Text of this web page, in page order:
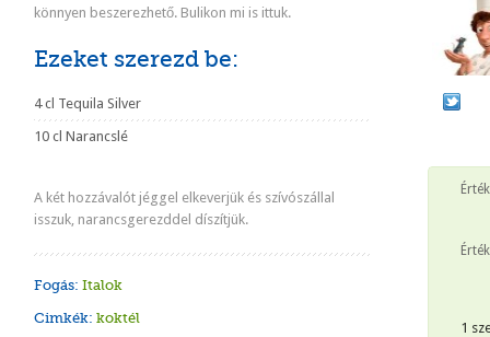
könnyen beszerezhető. Bulikon mi is ittuk.
Ezeket szerezd be:
4 cl Tequila Silver
10 cl Narancslé
A két hozzávalót jéggel elkeverjük és szívószállal
isszuk, narancsgerezddel díszítjük.
Fogás: Italok
Cimkék: koktél
1